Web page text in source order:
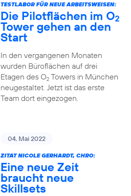
TESTLABOR FÜR NEUE ARBEITSWEISEN:
Die Pilotflächen im O2
Tower gehen an den
Start
In den vergangenen Monaten
wurden Büroflächen auf drei
Etagen des O2Towers in München
neugestaltet. Jetzt ist das erste
Team dort eingezogen.
04. Mai 2022
ZITAT NICOLE GERHARDT, CHRO:
Eine neue Zeit
braucht neue
Skillsets